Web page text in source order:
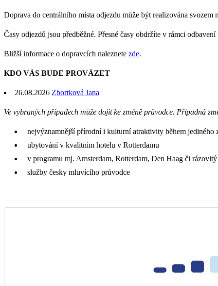
Doprava do centrálního místa odjezdu může být realizována
Časy odjezdů jsou předběžné. Přesné časy obdržíte v rámci
Bližší informace o dopravcích naleznete zde.
KDO VÁS BUDE PROVÁZET
26.08.2026 Zbortková Jana
Ve vybraných případech může dojít ke změně průvodce. Případná
nejvýznamnější přírodní i kulturní atraktivity během jediného
ubytování v kvalitním hotelu v Rotterdamu
v programu mj. Amsterdam, Rotterdam, Den Haag či rázovitý
služby česky mluvícího průvodce